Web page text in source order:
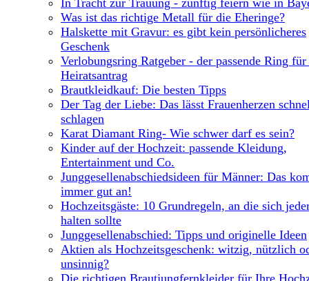
In Tracht zur Trauung - zünftig feiern wie in
Was ist das richtige Metall für die Eheringe?
Halskette mit Gravur: es gibt kein persönlicheres
Geschenk
Verlobungsring Ratgeber - der passende Ring für
Heiratsantrag
Brautkleidkauf: Die besten Tipps
Der Tag der Liebe: Das lässt Frauenherzen
schlagen
Karat Diamant Ring- Wie schwer darf es sein?
Kinder auf der Hochzeit: passende Kleidung,
Entertainment und Co.
Junggesellenabschiedsideen für Männer: Das
immer gut an!
Hochzeitsgäste: 10 Grundregeln, an die sich
halten sollte
Junggesellenabschied: Tipps und originelle Ideen
Aktien als Hochzeitsgeschenk: witzig, nützlich
unsinnig?